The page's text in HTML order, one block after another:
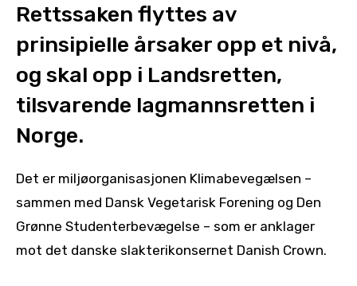
Rettssaken flyttes av
prinsipielle årsaker opp et nivå,
og skal opp i Landsretten,
tilsvarende lagmannsretten i
Norge.
Det er miljøorganisasjonen Klimabevegælsen –
sammen med Dansk Vegetarisk Forening og Den
Grønne Studenterbevægelse – som er anklager
mot det danske slakterikonsernet Danish Crown.